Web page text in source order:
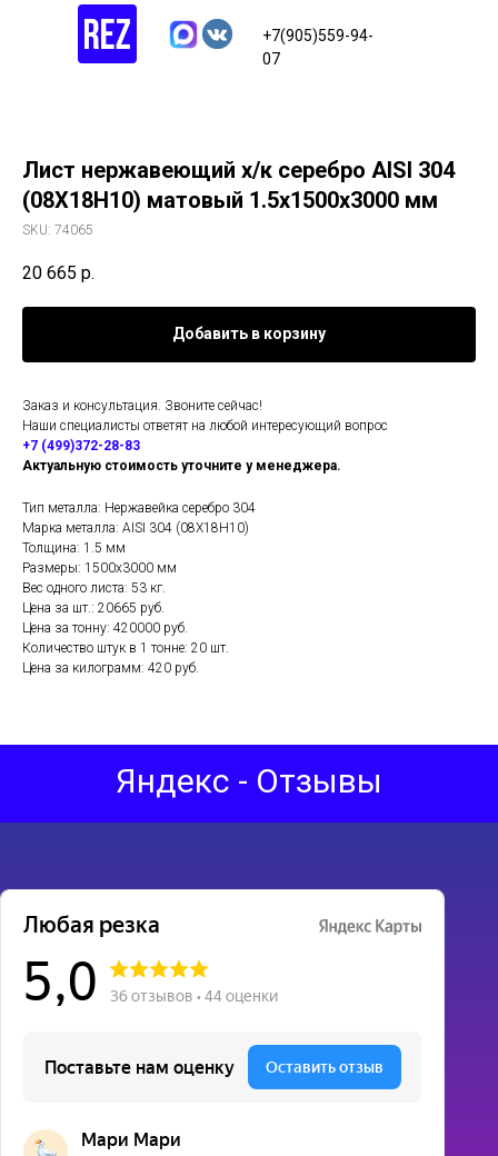
+7(905)559-94-
07
Лист нержавеющий х/к серебро AISI 304
(08Х18Н10) матовый 1.5х1500х3000 мм
SKU: 74065
20 665 р.
Добавить в корзину
Заказ и консультация. Звоните сейчас!
Наши специалисты ответят на любой интересующий вопрос
+7 (499)372-28-83
Актуальную стоимость уточните у менеджера.
Тип металла: Нержавейка серебро 304
Марка металла: AISI 304 (08Х18Н10)
Толщина: 1.5 мм
Размеры: 1500х3000 мм
Вес одного листа: 53 кг.
Цена за шт.: 20665 руб.
Цена за тонну: 420000 руб.
Количество штук в 1 тонне: 20 шт.
Цена за килограмм: 420 руб.
Яндекс - Отзывы